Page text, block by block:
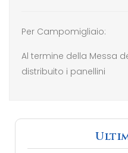
Per Campomigliaio:
Al termine della Messa
distribuito i panellini